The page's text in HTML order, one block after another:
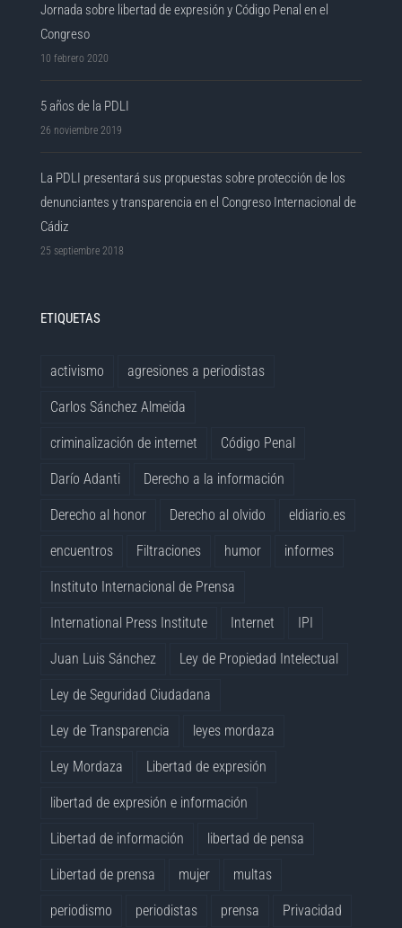
Jornada sobre libertad de expresión y Código Penal en el
Congreso
10 febrero 2020
5 años de la PDLI
26 noviembre 2019
La PDLI presentará sus propuestas sobre protección de los
denunciantes y transparencia en el Congreso Internacional de
Cádiz
25 septiembre 2018
ETIQUETAS
activismo agresiones a periodistas
Carlos Sánchez Almeida
criminalización de internet Código Penal
Darío Adanti Derecho a la información
Derecho al honor Derecho al olvido eldiario.es
encuentros Filtraciones humor informes
Instituto Internacional de Prensa
International Press Institute Internet IPI
Juan Luis Sánchez Ley de Propiedad Intelectual
Ley de Seguridad Ciudadana
Ley de Transparencia leyes mordaza
Ley Mordaza Libertad de expresión
libertad de expresión e información
Libertad de información libertad de pensa
Libertad de prensa mujer multas
periodismo periodistas prensa Privacidad